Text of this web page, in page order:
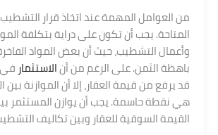
من العوامل المهمة عند اتخاذ قرار
المتاحة. يجب أن تكون على دراية بتكلفة
وأعمال التشطيب، حيث أن بعض المواد
باهظة الثمن. على الرغم من أنالاستثمار
قد يرفع من قيمة العقار، إلا أن الموازنة بين
هي نقطة حاسمة. يجب أن يوازن المستثمر
القيمة السوقية للعقار وبين تكاليف